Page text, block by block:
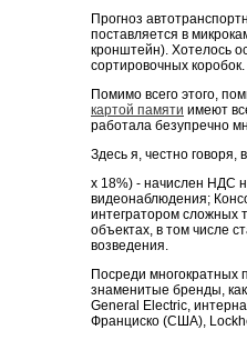
Прогноз
поставляется в
кронштейн). Хотелось
сортировочных коробок.
Помимо всего этого,
картой памяти имеют
работала безупречно
Здесь я, честно говоря,
х 18%) - начислен НДС
видеонаблюдения;
интегратором сложных
объектах, в том числе
возведения.
Посреди многократных
знаменитые бренды,
General Electric,
Франциско (США),